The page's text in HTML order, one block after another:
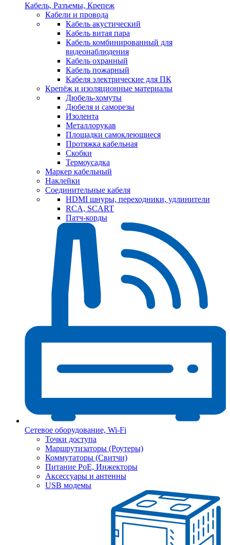
Кабель, Разъемы, Крепеж
Кабели и провода
Кабель акустический
Кабель витая пара
Кабель комбинированный для
видеонаблюдения
Кабель охранный
Кабель пожарный
Кабеля электрические для ПК
Крепёж и изоляционные материалы
Дюбель-хомуты
Дюбеля и саморезы
Изолента
Металлорукав
Площадки самоклеющиеся
Протяжка кабельная
Скобки
Термоусадка
Маркер кабельный
Наклейки
Соединительные кабеля
HDMI шнуры, переходники, удлинители
RCA, SCART
Патч-корды
Сетевое оборудование, Wi-Fi
Точки доступа
Маршрутизаторы (Роутеры)
Коммутаторы (Свитчи)
Питание PoE, Инжекторы
Аксессуары и антенны
USB модемы